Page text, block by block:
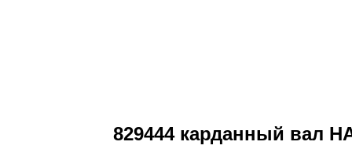
829444 карданный вал